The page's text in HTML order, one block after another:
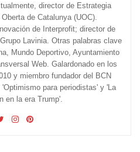
director de Estrategia
de Catalunya (UOC).
de Interprofit; director de
Lavinia. Otras palabras clave
Mundo Deportivo, Ayuntamiento
Web. Galardonado en los
y miembro fundador del BCN
para periodistas' y 'La
en la era Trump'.